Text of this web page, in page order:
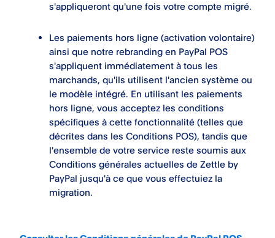
s'appliqueront qu'une fois votre compte migré.
Les paiements hors ligne (activation volontaire)
ainsi que notre rebranding en PayPal POS
s'appliquent immédiatement à tous les
marchands, qu'ils utilisent l'ancien système ou
le modèle intégré. En utilisant les paiements
hors ligne, vous acceptez les conditions
spécifiques à cette fonctionnalité (telles que
décrites dans les Conditions POS), tandis que
l'ensemble de votre service reste soumis aux
Conditions générales actuelles de Zettle by
PayPal jusqu'à ce que vous effectuiez la
migration.